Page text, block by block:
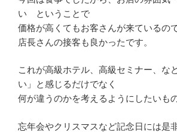
い ということで
価格が高くてもお客さんが来ているの
店長さんの接客も良かったです。
これが高級ホテル、高級セミナー、な
い」と感じるだけでなく
何が違うのかを考えるようにしたいも
忘年会やクリスマスなど記念日には是